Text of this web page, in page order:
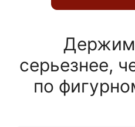
Держим
серьезнее,
по